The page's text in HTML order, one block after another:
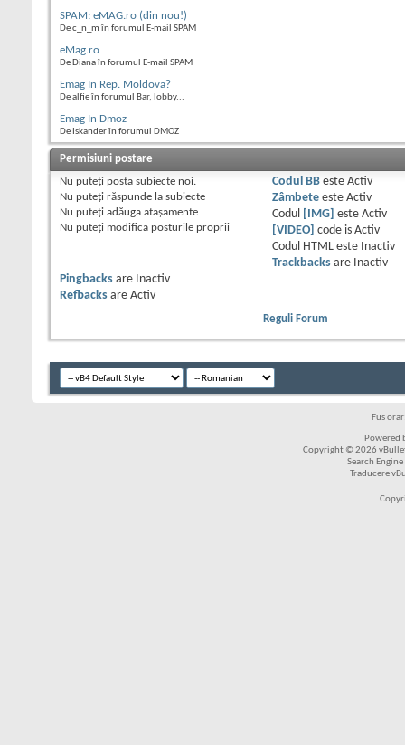
SPAM: eMAG.ro (din nou!)
De c_n_m în forumul E-mail SPAM
eMag.ro
De Diana în forumul E-mail SPAM
Emag In Rep. Moldova?
De alfie în forumul Bar, lobby...
Emag In Dmoz
De Iskander în forumul DMOZ
Permisiuni postare
Nu puteţi posta subiecte noi.
Nu puteţi răspunde la subiecte
Nu puteţi adăuga ataşamente
Nu puteţi modifica posturile proprii
Codul BBeste Activ
Zâmbeteeste Activ
Codul
[IMG] este Activ
[VIDEO] code is Activ
Codul HTML este
Inactiv
Trackbacksare
Inactiv
Pingbacks are
Inactiv
Refbacks are Activ
Reguli Forum
Fus
Powered
Copyright © 2026
Search
Traducere